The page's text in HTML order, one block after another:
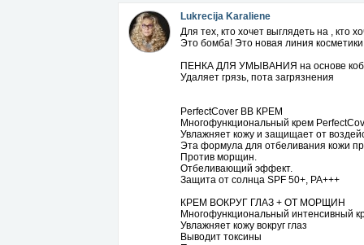
Используйте прекрасную
друзей, знакомых.
С токенами CCAIT у Вас появятся
Ваш УСПЕХ в Ваших руках! С
Lukrecija Karaliene
Для тех, кто хочет выглядеть на , кто
Это бомба! Это новая линия косметики
ПЕНКА ДЛЯ УМЫВАНИЯ на основе
Удаляет грязь, пота загрязнения
PerfectCover BB КРЕМ
Многофункциональный крем
Увлажняет кожу и защищает от
Эта формула для отбеливания кожи
Против морщин.
Отбеливающий эффект.
Защита от солнца SPF 50+, РА+++
КРЕМ ВОКРУГ ГЛАЗ + ОТ МОРЩИН
Многофункциональный интенсивный
Увлажняет кожу вокруг глаз
Выводит токсины